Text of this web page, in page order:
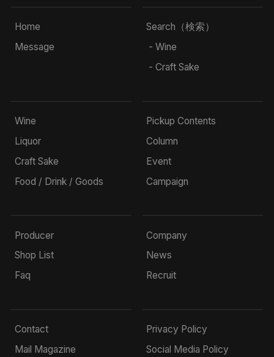
Home
Message
Search（検索）
- Wine
- Craft Sake
Wine
Liquor
Craft Sake
Food / Drink / Goods
Pickup Contents
Column
Event
Campaign
Producer
Shop List
Faq
Company
News
Recruit
Contact
Mail Magazine
Privacy Policy
Social Media Policy